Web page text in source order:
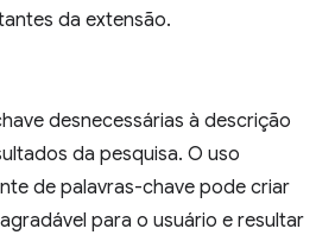
da extensão.
desnecessárias à descrição
da pesquisa. O uso
de palavras-chave pode criar
para o usuário e resultar